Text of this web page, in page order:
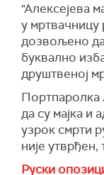
"Алексејева
у мртвачницу
дозвољено да
буквално
друштвеној
Портпаролка
да су мајка и
узрок смрти
није утврђен,
Руски